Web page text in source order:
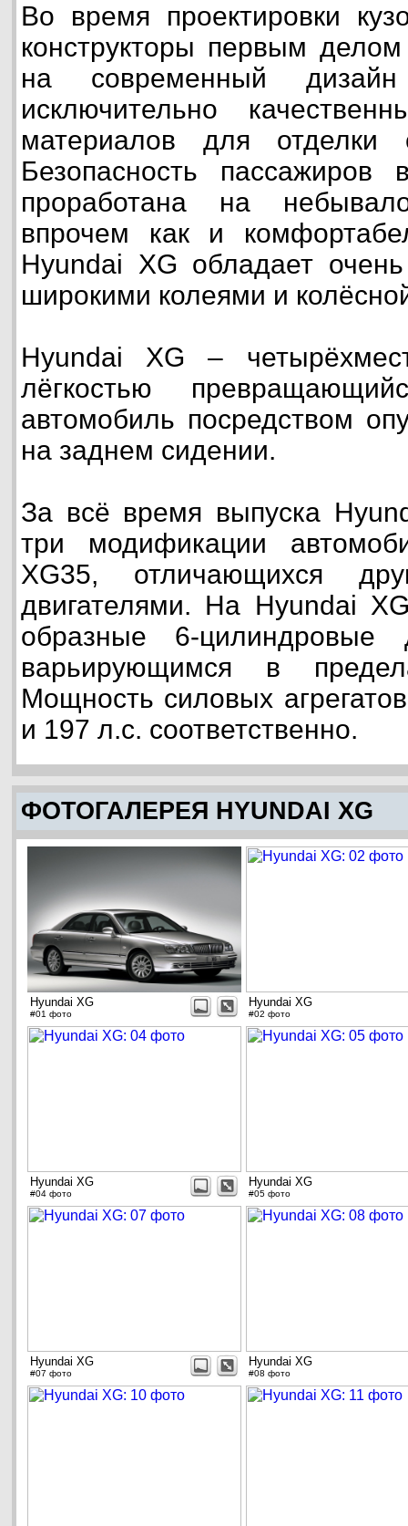
Во время проектировки
конструкторы первым
на современный
исключительно
материалов для отделки
Безопасность
проработана на
впрочем как и
Hyundai XG обладает
широкими колеями и
Hyundai XG –
лёгкостью
автомобиль посредством
на заднем сидении.
За всё время выпуска
три модификации
XG35, отличающихся
двигателями. На Hyundai
образные 6-цилиндровые
варьирующимся в
Мощность силовых
и 197 л.с. соответственно.
ФОТОГАЛЕРЕЯ HYUNDAI XG
Hyundai XG
#01 фото
Hyundai XG
#02 фото
Hyundai XG
#04 фото
Hyundai XG
#05 фото
Hyundai XG
#07 фото
Hyundai XG
#08 фото